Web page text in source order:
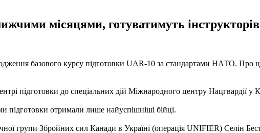
місяцями, готуватимуть
базового курсу підготовки UAR-10 за стандартами НАТО. Про
підготовки до спеціальних дій Міжнародного центру Нацгвардії у
підготовки отримали лише найуспішніші бійці.
групи Збройних сил Канади в Україні (операція UNIFIER) Селін